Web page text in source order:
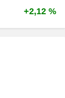
+2,12 %